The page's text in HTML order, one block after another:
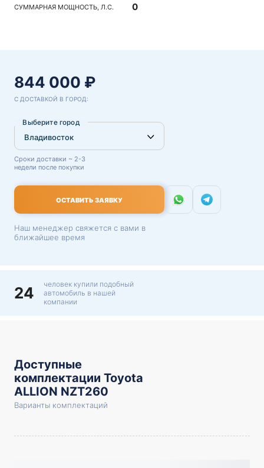
СУММАРНАЯ МОЩНОСТЬ, Л.С. 0
844 000 ₽
С ДОСТАВКОЙ В ГОРОД:
Выберите город
Сроки доставки ~ 2-3
недели после покупки
ОСТАВИТЬ ЗАЯВКУ
Наш менеджер свяжется с вами в
ближайшее время
24
человек купили подобный
автомобиль в нашей
компании
Доступные
комплектации Toyota
ALLION NZT260
Варианты комплектаций